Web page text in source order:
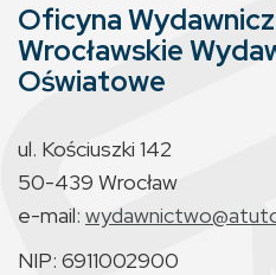
Oficyna
Wrocławskie
Oświatowe
ul. Kościuszki 142
50-439 Wrocław
e-mail:
NIP: 6911002900